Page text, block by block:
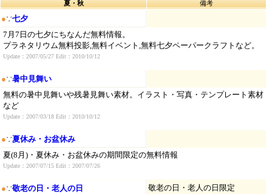
夏・秋 備考
●∵七夕
7月7日の七夕にちなんだ無料情報。
プラネタリウム無料投影,無料イベント,無料七夕ペーパークラフトなど。
Update：2007/05/27 Edit：2010/10/12
●∵暑中見舞い
無料の暑中見舞いや残暑見舞い素材。イラスト・写真・テンプレート素材
など
Update：2007/03/18 Edit：2010/10/12
●∵夏休み・お盆休み
夏(8月)・夏休み・お盆休みの期間限定の無料情報
Update：2007/07/15 Edit：2007/07/26
●∵敬老の日・老人の日
敬老の日・老人の日限定